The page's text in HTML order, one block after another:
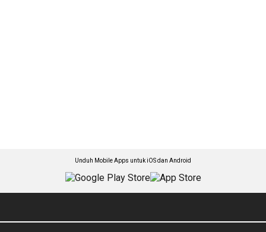
Unduh Mobile Apps untuk iOS dan Android